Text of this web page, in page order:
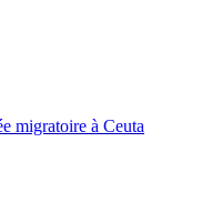
migratoire à Ceuta